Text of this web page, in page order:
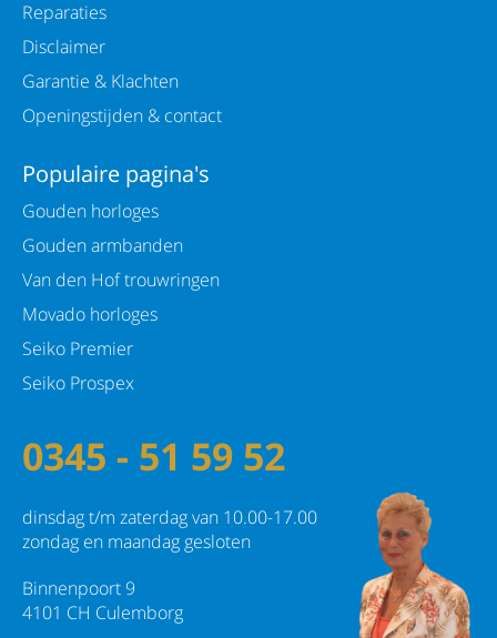
Reparaties
Disclaimer
Garantie & Klachten
Openingstijden & contact
Populaire pagina's
Gouden horloges
Gouden armbanden
Van den Hof trouwringen
Movado horloges
Seiko Premier
Seiko Prospex
0345 - 51 59 52
dinsdag t/m zaterdag van 10.00-17.00
zondag en maandag gesloten
Binnenpoort 9
4101 CH Culemborg